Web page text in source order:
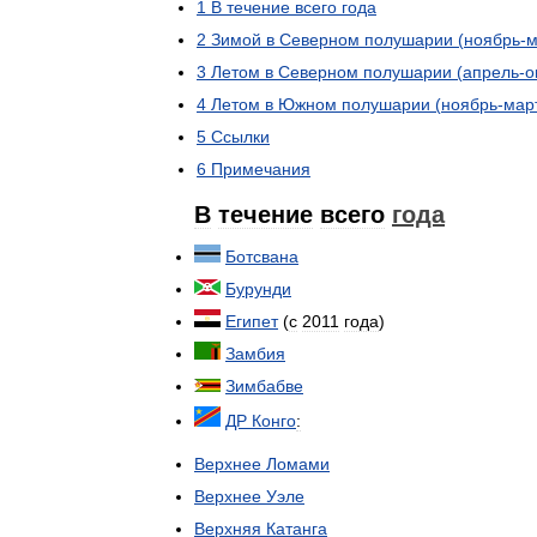
1 В течение всего года
2 Зимой в Северном полушарии (ноябрь-
3 Летом в Северном полушарии (апрель-
4 Летом в Южном полушарии (ноябрь-
5 Ссылки
6 Примечания
В течение всего года
Ботсвана
Бурунди
Египет(с 2011 года)
Замбия
Зимбабве
ДР Конго:
Верхнее Ломами
Верхнее Уэле
Верхняя Катанга